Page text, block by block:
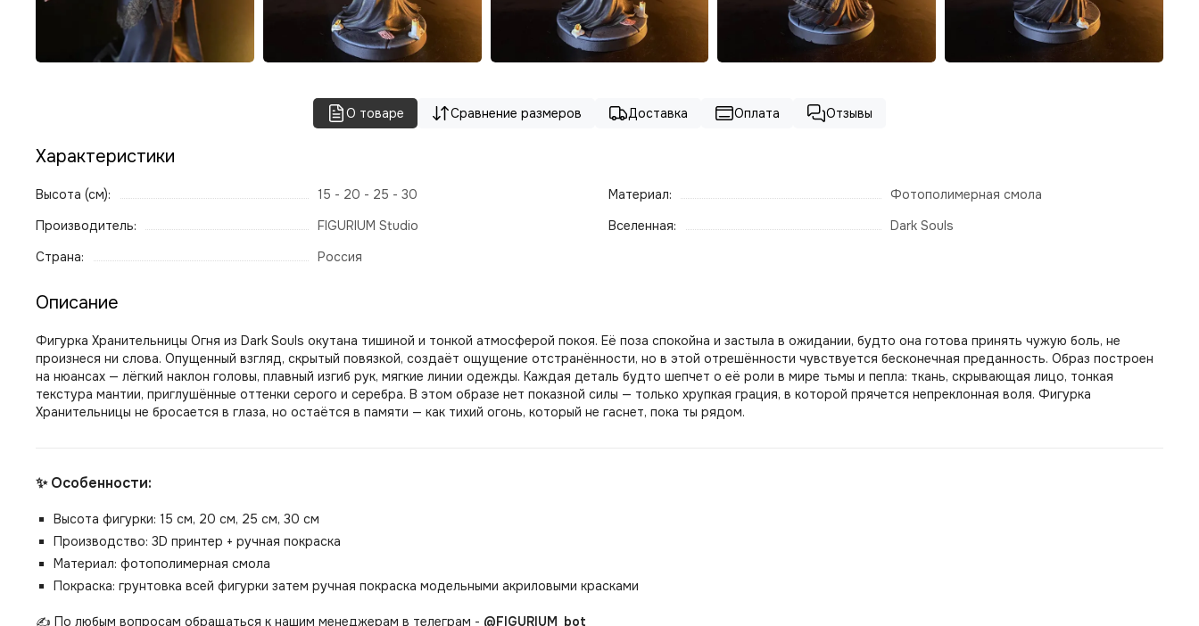
О товаре Сравнение размеров Доставка Оплата Отзывы
Характеристики
Высота (см):
15 - 20 - 25 - 30
Производитель:
FIGURIUM Studio
Страна:
Россия
Материал:
Фотополимерная смола
Вселенная:
Dark Souls
Описание
Фигурка Хранительницы Огня из Dark Souls окутана тишиной и тонкой атмосферой покоя. Её поза спокойна и застыла в ожидании, будто она готова принять чужую боль, не
произнеся ни слова. Опущенный взгляд, скрытый повязкой, создаёт ощущение отстранённости, но в этой отрешённости чувствуется бесконечная преданность. Образ построен
на нюансах — лёгкий наклон головы, плавный изгиб рук, мягкие линии одежды. Каждая деталь будто шепчет о её роли в мире тьмы и пепла: ткань, скрывающая лицо, тонкая
текстура мантии, приглушённые оттенки серого и серебра. В этом образе нет показной силы — только хрупкая грация, в которой прячется непреклонная воля. Фигурка
Хранительницы не бросается в глаза, но остаётся в памяти — как тихий огонь, который не гаснет, пока ты рядом.
✨ Особенности:
Высота фигурки: 15 см, 20 см, 25 см, 30 см
Производство: 3D принтер + ручная покраска
Материал: фотополимерная смола
Покраска: грунтовка всей фигурки затем ручная покраска модельными акриловыми красками
✍️ По любым вопросам обращаться к нашим менеджерам в телеграм - @FIGURIUM_bot